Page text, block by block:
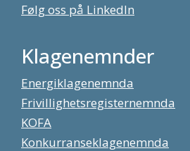
Følg oss på LinkedIn
Klagenemnder
Energiklagenemnda
Frivillighetsregisternemnda
KOFA
Konkurranseklagenemnda